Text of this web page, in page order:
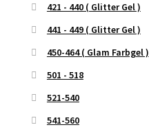
421 - 440 ( Glitter Gel )
441 - 449 ( Glitter Gel )
450-464 ( Glam Farbgel )
501 - 518
521-540
541-560